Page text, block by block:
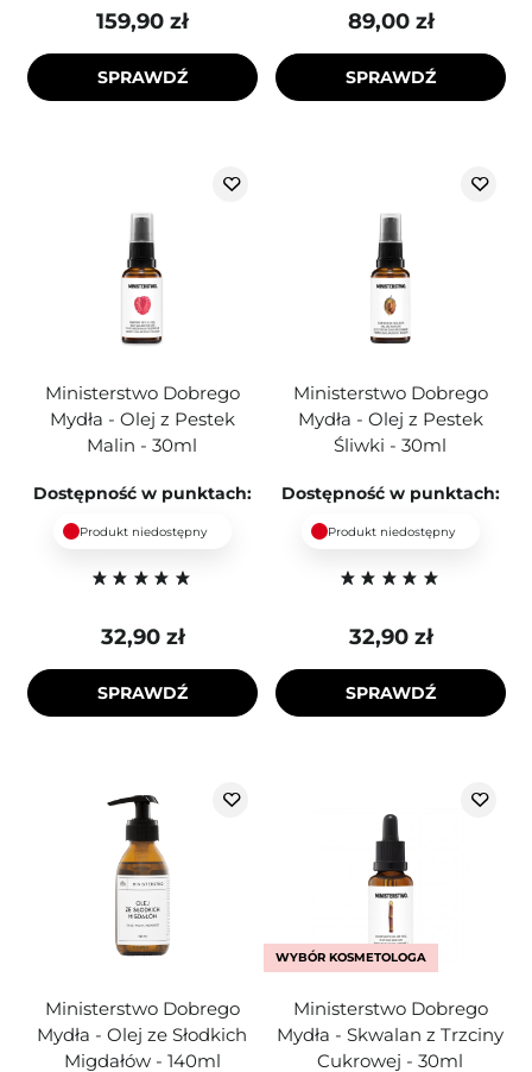
159,90 zł
SPRAWDŹ
89,00 zł
SPRAWDŹ
Ministerstwo Dobrego
Mydła - Olej z Pestek
Malin - 30ml
Dostępność w punktach:
Produkt niedostępny
32,90 zł
SPRAWDŹ
Ministerstwo Dobrego
Mydła - Olej z Pestek
Śliwki - 30ml
Dostępność w punktach:
Produkt niedostępny
32,90 zł
SPRAWDŹ
Ministerstwo Dobrego
Mydła - Olej ze Słodkich
Migdałów - 140ml
WYBÓR KOSMETOLOGA
Ministerstwo Dobrego
Mydła - Skwalan z Trzciny
Cukrowej - 30ml